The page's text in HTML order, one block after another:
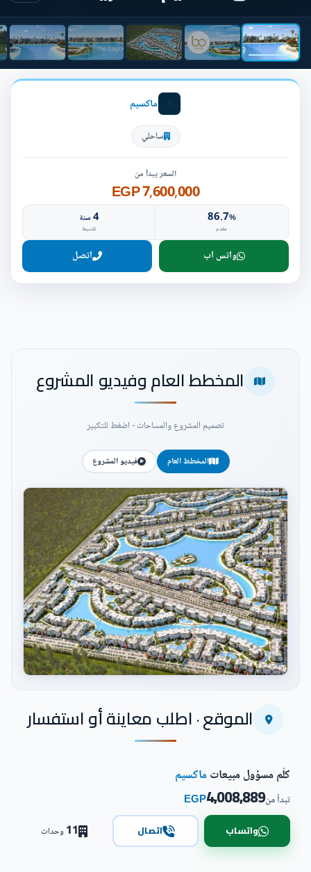
ماكسيم
ساحلي
السعر يبدأ من
7,600,000 EGP
86.7%
مقدم
4سنة
تقسيط
واتس اب اتصل
المخطط العام وفيديو المشروع
تصميم المشروع والمساحات - اضغط للتكبير
المخطط العام فيديو المشروع
اضغط للتكبيرالموقع · اطلب معاينة أو استفسار
كلّم مسؤول مبيعاتماكسيم
تبدأ من4,008,889
EGP
واتساب اتصال 11وحدات